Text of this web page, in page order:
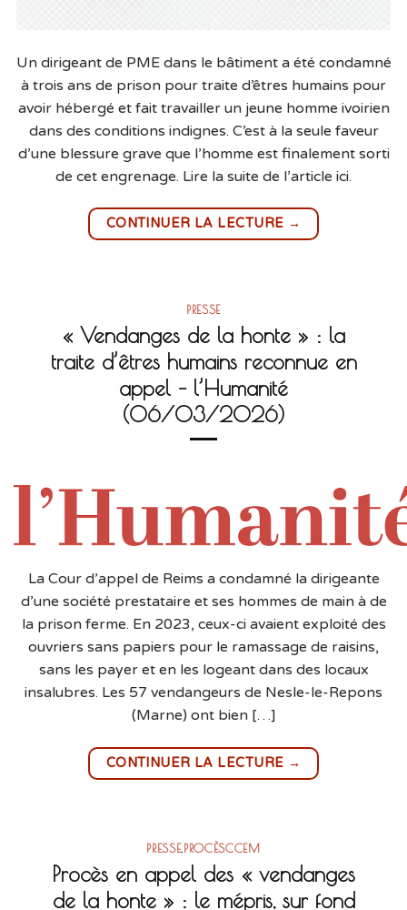
Un dirigeant de PME dans le bâtiment a été condamné
à trois ans de prison pour traite d’êtres humains pour
avoir hébergé et fait travailler un jeune homme ivoirien
dans des conditions indignes. C’est à la seule faveur
d’une blessure grave que l’homme est finalement sorti
de cet engrenage. Lire la suite de l’article ici.
CONTINUER LA LECTURE →
PRESSE
« Vendanges de la honte » : la
traite d’êtres humains reconnue en
appel – l’Humanité
(06/03/2026)
La Cour d’appel de Reims a condamné la dirigeante
d’une société prestataire et ses hommes de main à de
la prison ferme. En 2023, ceux-ci avaient exploité des
ouvriers sans papiers pour le ramassage de raisins,
sans les payer et en les logeant dans des locaux
insalubres. Les 57 vendangeurs de Nesle-le-Repons
(Marne) ont bien […]
CONTINUER LA LECTURE →
PRESSE,PROCÈSCCEM
Procès en appel des « vendanges
de la honte » : le mépris, sur fond